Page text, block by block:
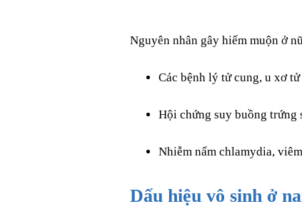
Nguyên nhân gây hiếm muộn ở
Các bệnh lý tử cung, u xơ
Hội chứng suy buồng trứng
Nhiễm nấm chlamydia,
Dấu hiệu vô sinh ở